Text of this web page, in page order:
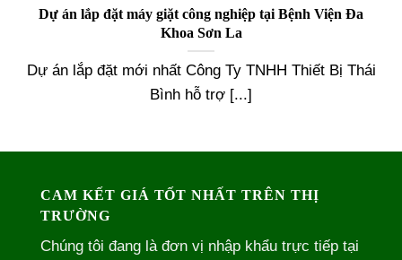
Dự án lắp đặt máy giặt công nghiệp tại Bệnh Viện Đa
Khoa Sơn La
Dự án lắp đặt mới nhất Công Ty TNHH Thiết Bị Thái
Bình hỗ trợ [...]
CAM KẾT GIÁ TỐT NHẤT TRÊN THỊ
TRƯỜNG
Chúng tôi đang là đơn vị nhập khẩu trực tiếp tại